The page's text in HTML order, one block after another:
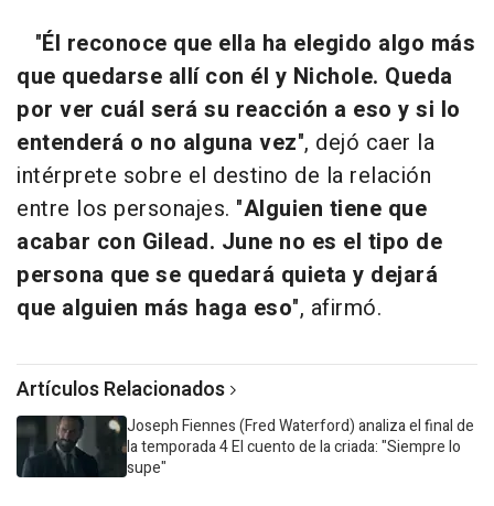
"Él reconoce que ella ha elegido algo más
que quedarse allí con él y Nichole. Queda
por ver cuál será su reacción a eso y si lo
entenderá o no alguna vez", dejó caer la
intérprete sobre el destino de la relación
entre los personajes. "Alguien tiene que
acabar con Gilead. June no es el tipo de
persona que se quedará quieta y dejará
que alguien más haga eso", afirmó.
Artículos Relacionados
Joseph Fiennes (Fred Waterford) analiza el final de
la temporada 4 El cuento de la criada: "Siempre lo
supe"